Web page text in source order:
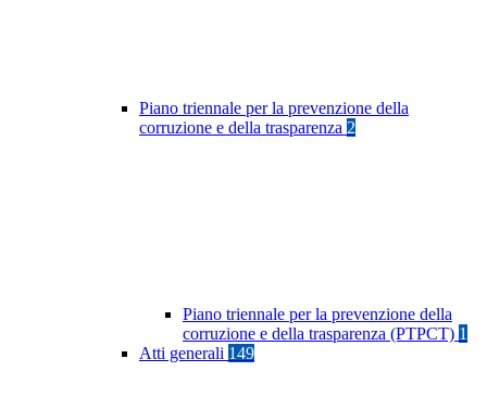
Piano triennale per la prevenzione della
corruzione e della trasparenza 2
Piano triennale per la prevenzione della
corruzione e della trasparenza (PTPCT) 1
Atti generali 149